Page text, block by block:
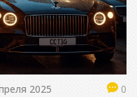
2025 0